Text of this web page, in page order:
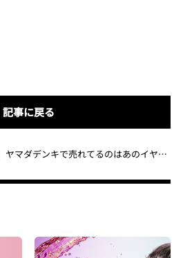
記事に戻る
ヤマダデンキで売れてるのはあのイヤホンとガジェットだった！蔦屋家電で人気なのは“テレビ代わり”になるアイテム